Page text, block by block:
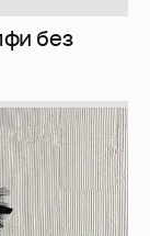
новый